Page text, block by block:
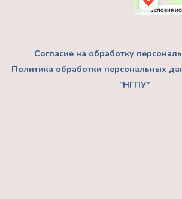
Согласие на обработку
Политика обработки персональных
"НГПУ"